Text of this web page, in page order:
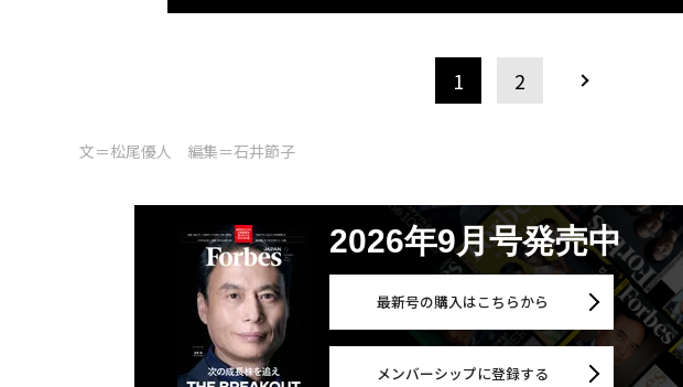
1 2
文＝松尾優人 編集＝石井節子
2026年9月号発売中
最新号の購入はこちらから
メンバーシップに登録する